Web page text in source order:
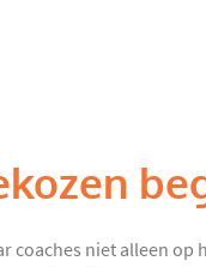
coaches niet alleen op